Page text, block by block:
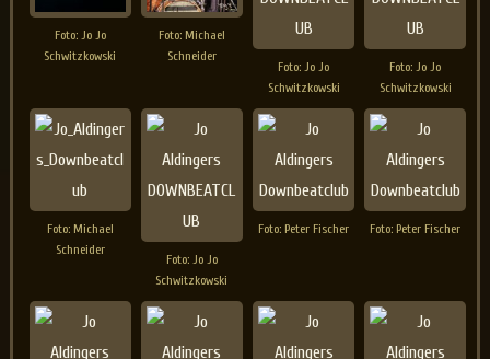
Foto: Jo Jo
Schwitzkowski
Foto: Michael
Schneider
Foto: Jo Jo
Schwitzkowski
Foto: Jo Jo
Schwitzkowski
Foto: Michael
Schneider
Foto: Jo Jo
Schwitzkowski
Foto: Peter Fischer Foto: Peter Fischer